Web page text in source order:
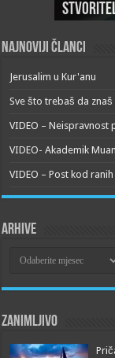
Najnoviji članci
Jerusalim u Kur'anu
Sve što trebaš da znaš
VIDEO – Neispravnost
VIDEO- Akademik
VIDEO – Post kod
Arhive
Zanimljivo